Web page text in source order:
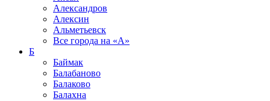
Александров
Алексин
Альметьевск
Все города на «А»
Б
Баймак
Балабаново
Балаково
Балахна